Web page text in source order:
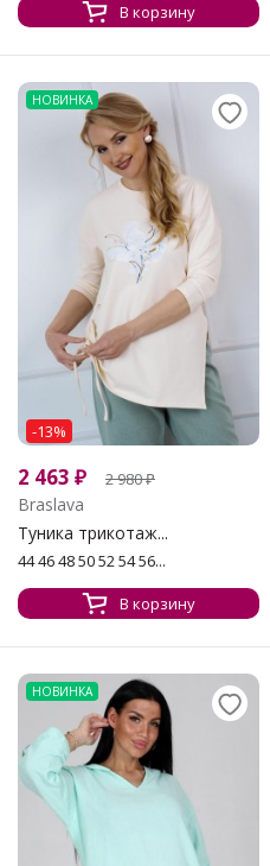
В корзину
НОВИНКА
-13%
2 463 ₽ 2 980₽
Braslava
Туника трикотаж...
44 46 48 50 52 54 56...
В корзину
НОВИНКА